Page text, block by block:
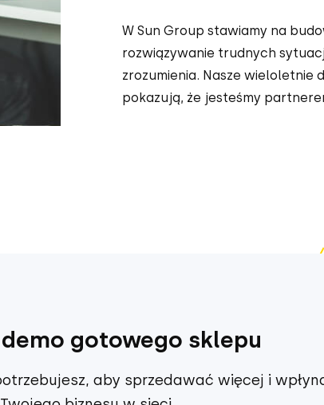
W Sun Group stawiamy na
rozwiązywanie trudnych
zrozumienia. Nasze wieloletnie
pokazują, że jesteśmy
gotowego sklepu
aby sprzedawać więcej i